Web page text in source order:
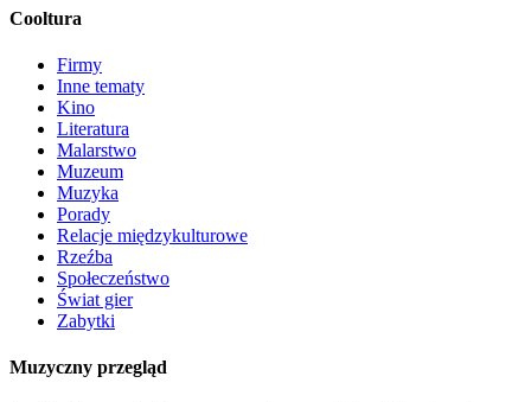
Cooltura
Firmy
Inne tematy
Kino
Literatura
Malarstwo
Muzeum
Muzyka
Porady
Relacje międzykulturowe
Rzeźba
Społeczeństwo
Świat gier
Zabytki
Muzyczny przegląd